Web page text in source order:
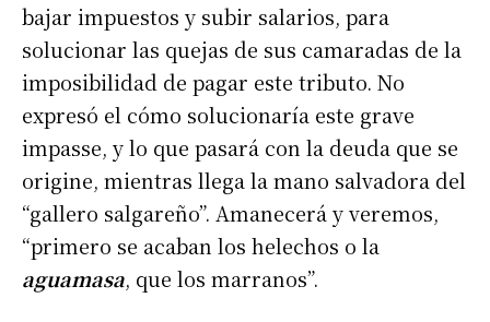
bajar impuestos y subir salarios, para
solucionar las quejas de sus camaradas de la
imposibilidad de pagar este tributo. No
expresó el cómo solucionaría este grave
impasse, y lo que pasará con la deuda que se
origine, mientras llega la mano salvadora del
“gallero salgareño”. Amanecerá y veremos,
“primero se acaban los helechos o la
aguamasa, que los marranos”.